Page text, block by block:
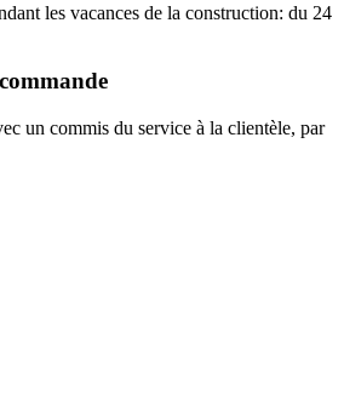
les vacances de la construction: du 24
un commis du service à la clientèle, par